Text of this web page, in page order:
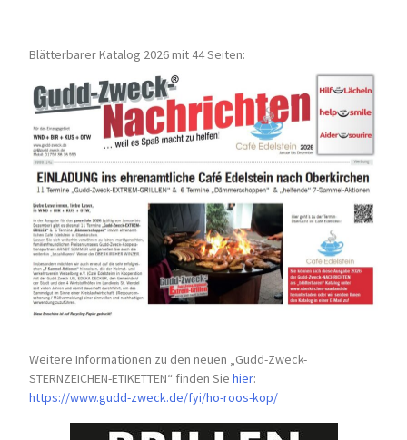
Blätterbarer Katalog 2026 mit 44 Seiten:
Weitere Informationen zu den neuen „Gudd-Zweck-
STERNZEICHEN-ETIKETTEN“ finden Siehier:
https://www.gudd-zweck.de/fyi/ho-roos-kop/